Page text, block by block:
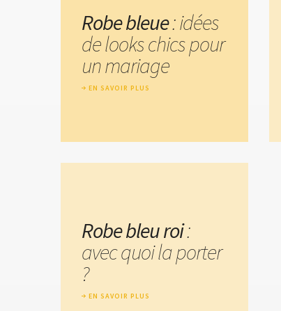
Robe bleue: idées
de looks chics pour
un mariage
EN SAVOIR PLUS
Robe bleu roi:
avec quoi la porter
?
EN SAVOIR PLUS